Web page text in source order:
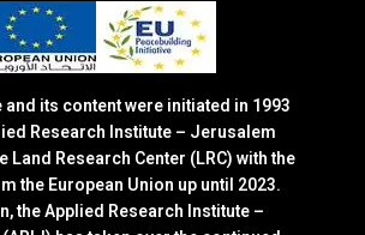
its content were initiated in 1993
Research Institute – Jerusalem
Land Research Center (LRC) with the
the European Union up until 2023.
the Applied Research Institute –